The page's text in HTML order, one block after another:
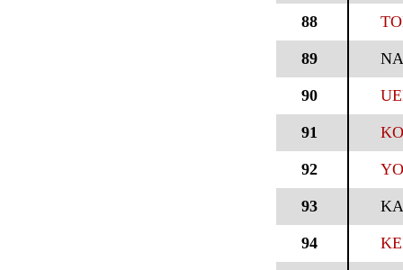
88
89
90
91
92
93
94